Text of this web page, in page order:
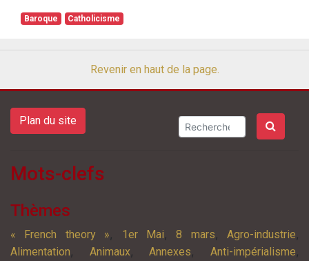
Baroque Catholicisme
Revenir en haut de la page.
Plan du site
Mots-clefs
Thèmes
« French theory », 1er Mai,8 mars, Agro-industrie,
Alimentation, Animaux,Annexes,Anti-impérialisme,